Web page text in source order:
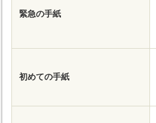
緊急の手紙
初めての手紙